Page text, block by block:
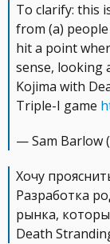
To clarify: this
from (a)
hit a point
sense, looking
Kojima with
Triple-I game
— Sam Barlow
Хочу
Разработка
рынка,
Death